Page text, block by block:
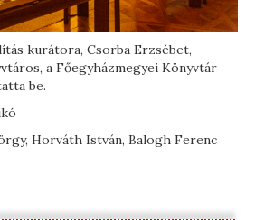
kurátora, Csorba Erzsébet,
a Főegyházmegyei Könyvtár
be.
Horváth István, Balogh Ferenc